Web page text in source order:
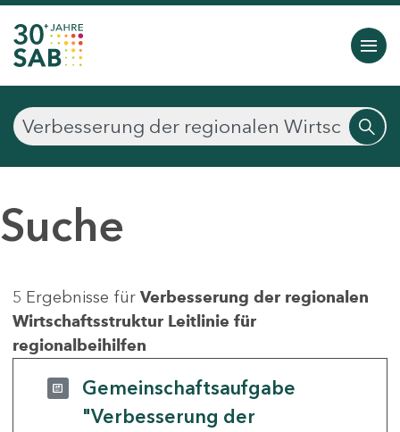
Suche
5 Ergebnisse für Verbesserung der regionalen
Wirtschaftsstruktur Leitlinie für
regionalbeihilfen
Gemeinschaftsaufgabe
"Verbesserung der